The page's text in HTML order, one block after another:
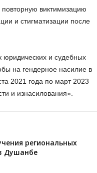
повторную виктимизацию
и стигматизации после
юридических и судебных
на гендерное насилие в
2021 года по март 2023
и изнасилования».
региональных
Душанбе